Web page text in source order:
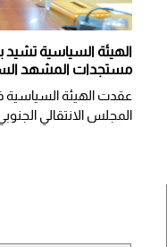
الهيئة السياسية
مستجدات المشهد
عقدت الهيئة السياسية
المجلس الانتقالي